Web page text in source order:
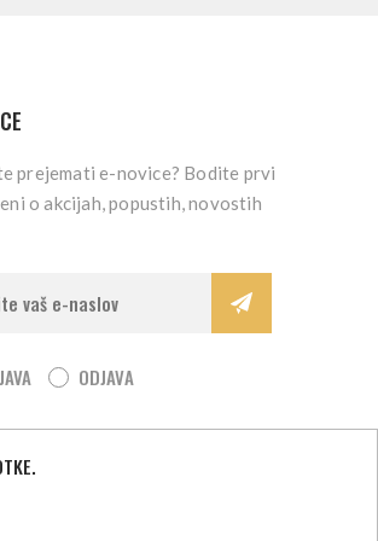
prejemati e-novice? Bodite prvi
o akcijah, popustih, novostih
ODJAVA